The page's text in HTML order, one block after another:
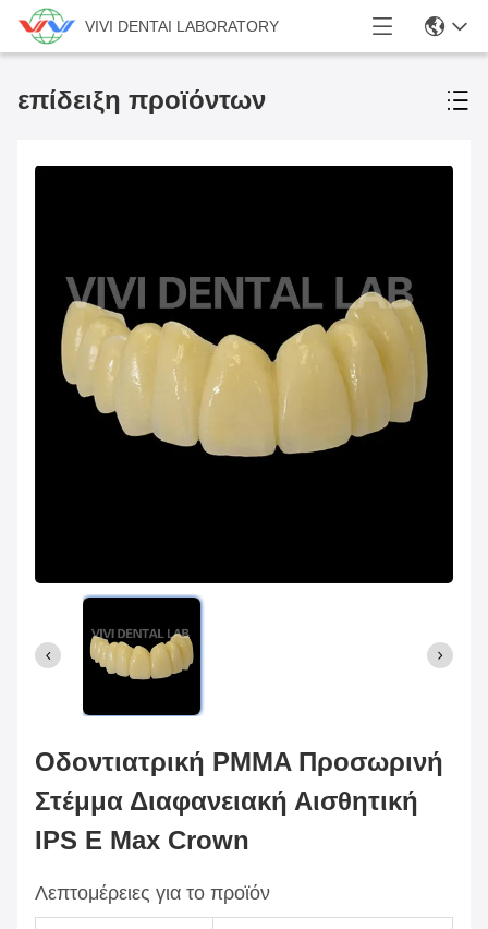
VIVI DENTAI LABORATORY
επίδειξη προϊόντων
Οδοντιατρική PMMA Προσωρινή
Στέμμα Διαφανειακή Αισθητική
IPS E Max Crown
Λεπτομέρειες για το προϊόν